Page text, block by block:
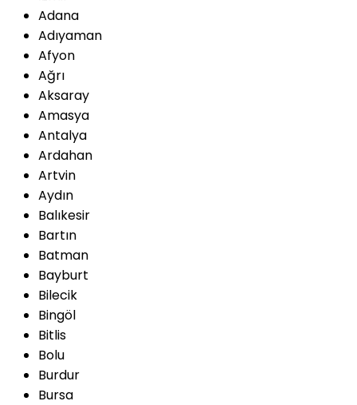
Adana
Adıyaman
Afyon
Ağrı
Aksaray
Amasya
Antalya
Ardahan
Artvin
Aydın
Balıkesir
Bartın
Batman
Bayburt
Bilecik
Bingöl
Bitlis
Bolu
Burdur
Bursa